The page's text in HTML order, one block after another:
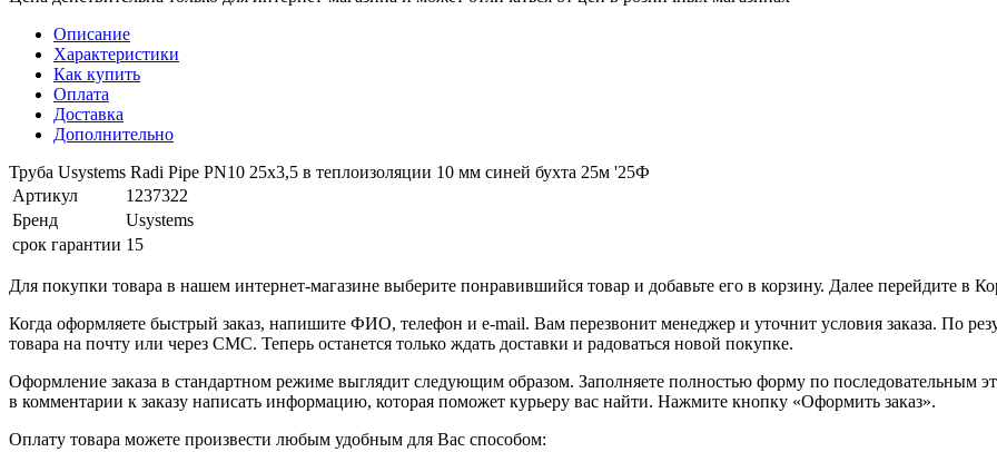
Описание
Характеристики
Как купить
Оплата
Доставка
Дополнительно
Труба Usystems Radi Pipe PN10 25x3,5 в теплоизоляции 10 мм синей бухта 25м '25Ф
Артикул
1237322
Бренд
Usystems
срок гарантии 15
Для покупки товара в нашем интернет-магазине выберите понравившийся товар и добавьте его в корзину. Далее перейдите в
Когда оформляете быстрый заказ, напишите ФИО, телефон и e-mail. Вам перезвонит менеджер и уточнит условия заказа. По
товара на почту или через СМС. Теперь останется только ждать доставки и радоваться новой покупке.
Оформление заказа в стандартном режиме выглядит следующим образом. Заполняете полностью форму по последовательным
в комментарии к заказу написать информацию, которая поможет курьеру вас найти. Нажмите кнопку «Оформить заказ».
Оплату товара можете произвести любым удобным для Вас способом: